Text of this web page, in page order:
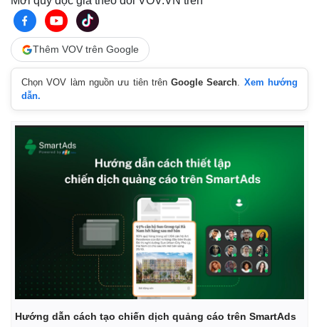
Pháp luật
Vụ án
Tư vấn luật
Quân sự - Quốc
Vũ khí
Thêm VOV trên Google
Chọn VOV làm nguồn ưu tiên trênGoogle Search. Xem hướng
dẫn.
Hướng dẫn cách tạo chiến dịch quảng cáo trên SmartAds